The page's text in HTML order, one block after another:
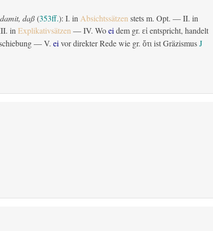
damit, daß(353ff.): I. in Absichtssätzen stets m. Opt. — II. in
in Explikativsätzen — IV. Woei dem gr. εἰ entspricht, handelt
— V. ei vor direkter Rede wie gr. ὅτι ist GräzismusJ